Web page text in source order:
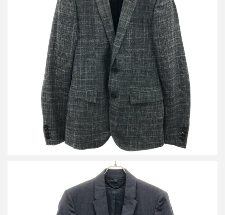
バーバリープローサム マルチファブリック 2Bテーラードジャケッ
ト 4470570
買取金額10,800円
詳しく見る